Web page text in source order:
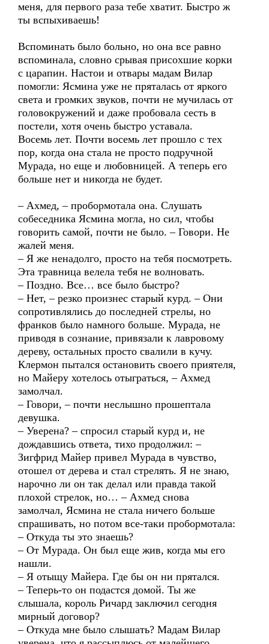
меня, для первого раза тебе хватит. Быстро ж
ты вспыхиваешь!
Вспоминать было больно, но она все равно
вспоминала, словно срывая присохшие корки
с царапин. Настои и отвары мадам Вилар
помогли: Ясмина уже не пряталась от яркого
света и громких звуков, почти не мучилась от
головокружений и даже пробовала сесть в
постели, хотя очень быстро уставала.
Восемь лет. Почти восемь лет прошло с тех
пор, когда она стала не просто подручной
Мурада, но еще и любовницей. А теперь его
больше нет и никогда не будет.
– Ахмед, – пробормотала она. Слушать
собеседника Ясмина могла, но сил, чтобы
говорить самой, почти не было. – Говори. Не
жалей меня.
– Я же ненадолго, просто на тебя посмотреть.
Эта травница велела тебя не волновать.
– Поздно. Все… все было быстро?
– Нет, – резко произнес старый курд. – Они
сопротивлялись до последней стрелы, но
франков было намного больше. Мурада, не
приводя в сознание, привязали к лавровому
дереву, остальных просто свалили в кучу.
Клермон пытался остановить своего приятеля,
но Майеру хотелось отыграться, – Ахмед
замолчал.
– Говори, – почти неслышно прошептала
девушка.
– Уверена? – спросил старый курд и, не
дождавшись ответа, тихо продолжил: –
Зигфрид Майер привел Мурада в чувство,
отошел от дерева и стал стрелять. Я не знаю,
нарочно ли он так делал или правда такой
плохой стрелок, но… – Ахмед снова
замолчал, Ясмина не стала ничего больше
спрашивать, но потом все-таки пробормотала:
– Откуда ты это знаешь?
– От Мурада. Он был еще жив, когда мы его
нашли.
– Я отыщу Майера. Где бы он ни прятался.
– Теперь-то он подастся домой. Ты же
слышала, король Ричард заключил сегодня
мирный договор?
– Откуда мне было слышать? Мадам Вилар